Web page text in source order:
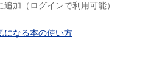
追加（ログインで利用可能）
になる本の使い方